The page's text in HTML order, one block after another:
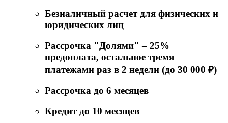
Безналичный расчет для физических и
юридических лиц
Рассрочка "Долями" – 25%
предоплата, остальное тремя
платежами раз в 2 недели (до 30 000 ₽)
Рассрочка до 6 месяцев
Кредит до 10 месяцев